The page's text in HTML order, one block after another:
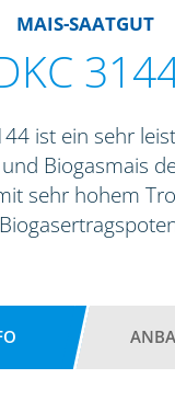
MAIS-SAATGUT
ist ein sehr
Biogasmais
sehr hohem